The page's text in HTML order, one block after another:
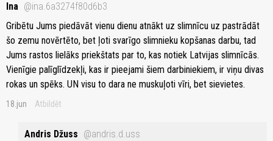
Ina @ina.6a3274f80d6b3
Gribētu Jums piedāvāt vienu dienu atnākt uz slimnīcu uz pastrādāt
šo zemu novērtēto, bet ļoti svarīgo slimnieku kopšanas darbu, tad
Jums rastos lielāks priekštats par to, kas notiek Latvijas slimnīcās.
Vienīgie palīglīdzekļi, kas ir pieejami šiem darbiniekiem, ir viņu divas
rokas un spēks. UN visu to dara ne muskuļoti vīri, bet sievietes.
18.jun Atbildēt
Andris Džuss @andris.d.uss